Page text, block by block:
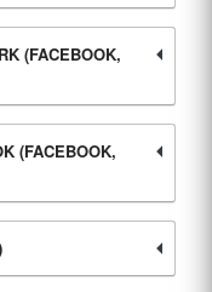
(FACEBOOK,
(FACEBOOK,